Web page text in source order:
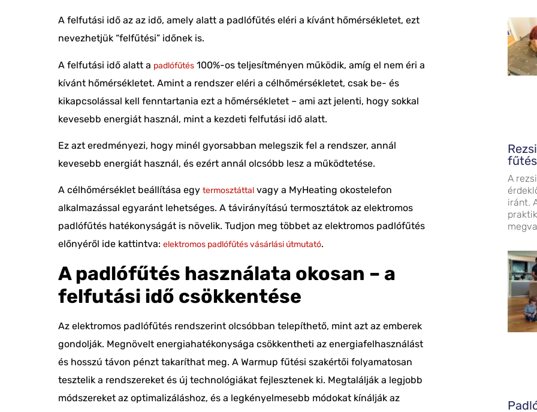
A felfutási idő az az idő, amely alatt a padlófűtés eléri a kívánt hőmérsékletet, ezt
nevezhetjük “felfűtési” időnek is.
A felfutási idő alatt a padlófűtés 100%-os teljesítményen működik, amíg el nem éri a
kívánt hőmérsékletet. Amint a rendszer eléri a célhőmérsékletet, csak be- és
kikapcsolással kell fenntartania ezt a hőmérsékletet – ami azt jelenti, hogy sokkal
kevesebb energiát használ, mint a kezdeti felfutási idő alatt.
Ez azt eredményezi, hogy minél gyorsabban melegszik fel a rendszer, annál
kevesebb energiát használ, és ezért annál olcsóbb lesz a működtetése.
A célhőmérséklet beállítása egy termosztáttalvagy a MyHeating okostelefon
alkalmazással egyaránt lehetséges. A távirányítású termosztátok az elektromos
padlófűtés hatékonyságát is növelik. Tudjon meg többet az elektromos padlófűtés
előnyéről ide kattintva: elektromos padlófűtés vásárlási útmutató.
Apadlófűtés használata okosan – a
felfutási idő csökkentése
Az elektromos padlófűtésrendszerint olcsóbban telepíthető, mint azt az emberek
gondolják. Megnövelt energiahatékonysága csökkentheti az energiafelhasználást
és hosszú távon pénzt takaríthat meg. A Warmup fűtési szakértői folyamatosan
tesztelik a rendszereket és új technológiákatfejlesztenek ki. Megtalálják a legjobb
módszereket az optimalizáláshoz, és a legkényelmesebb módokat kínálják az
A
iránt.